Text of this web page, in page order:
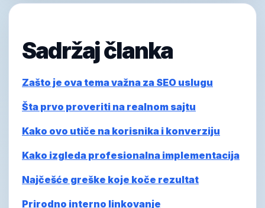
Sadržaj članka
Zašto je ova tema važna za SEO uslugu
Šta prvo proveriti na realnom sajtu
Kako ovo utiče na korisnika i konverziju
Kako izgleda profesionalna implementacija
Najčešće greške koje koče rezultat
Prirodno interno linkovanje